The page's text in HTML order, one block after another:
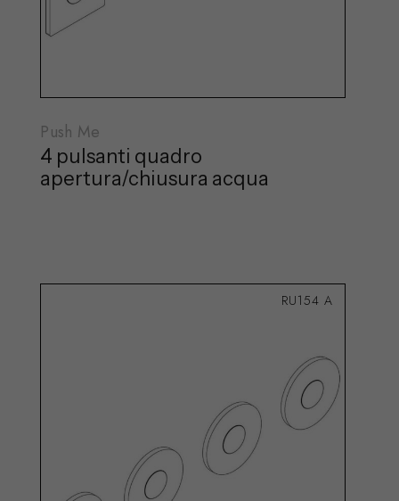
Push Me
4 pulsanti quadro
apertura/chiusura acqua
RU154 A